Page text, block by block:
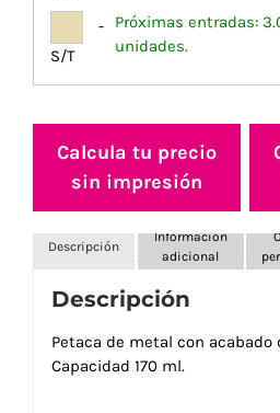
-
S/T
Próximas entradas:
unidades.
Calcula tu precio
sin impresión
Descripción
Información
adicional
Descripción
Petaca de metal con acabado
Capacidad 170 ml.